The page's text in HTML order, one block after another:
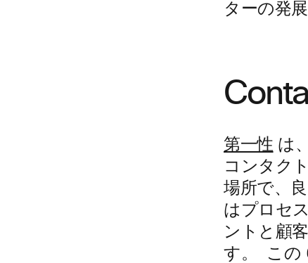
ターの発
第一性 は
コンタク
場所で、
はプロセ
ントと顧
す。 この